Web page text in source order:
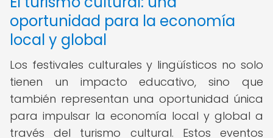
oportunidad para la economía
local y global
Los festivales culturales y lingüísticos no solo
tienen un impacto educativo, sino que
también representan una oportunidad única
para impulsar la economía local y global a
través del turismo cultural. Estos eventos